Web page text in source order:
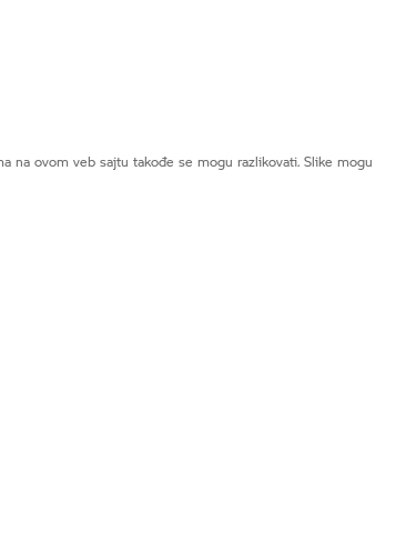
na ovom veb sajtu takođe se mogu razlikovati. Slike mogu